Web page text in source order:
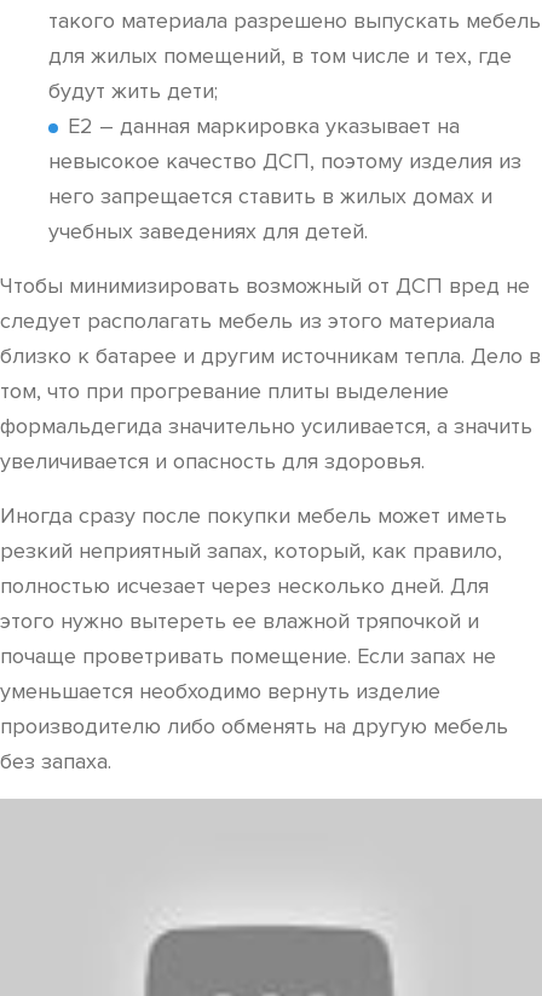
такого материала разрешено выпускать мебель
для жилых помещений, в том числе и тех, где
будут жить дети;
Е2 – данная маркировка указывает на
невысокое качество ДСП, поэтому изделия из
него запрещается ставить в жилых домах и
учебных заведениях для детей.
Чтобы минимизировать возможный от ДСП вред не
следует располагать мебель из этого материала
близко к батарее и другим источникам тепла. Дело в
том, что при прогревание плиты выделение
формальдегида значительно усиливается, а значить
увеличивается и опасность для здоровья.
Иногда сразу после покупки мебель может иметь
резкий неприятный запах, который, как правило,
полностью исчезает через несколько дней. Для
этого нужно вытереть ее влажной тряпочкой и
почаще проветривать помещение. Если запах не
уменьшается необходимо вернуть изделие
производителю либо обменять на другую мебель
без запаха.